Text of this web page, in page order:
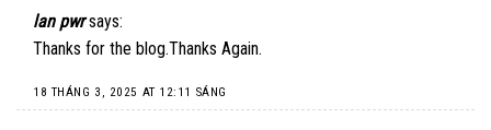
lan pwr says:
Thanks for the blog.Thanks Again.
18 THÁNG 3, 2025 AT 12:11 SÁNG